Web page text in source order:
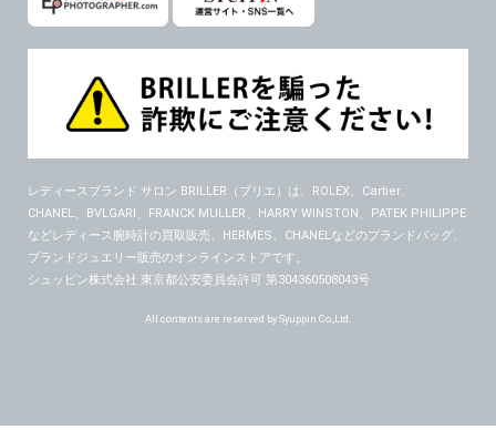
レディースブランド サロン BRILLER（ブリエ） は、ROLEX、Cartier、
CHANEL、BVLGARI、FRANCK MULLER、HARRY WINSTON、PATEK PHILIPPE
などレディース腕時計の買取販売、HERMES、CHANELなどのブランドバッグ、
ブランドジュエリー販売のオンラインストアです。
シュッピン株式会社 東京都公安委員会許可 第304360508043号
All contents are reserved by Syuppin Co.,Ltd.